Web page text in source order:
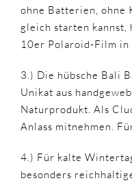
ohne Batterien, ohne
gleich starten kannst,
10er Polaroid-Film in
3.) Die hübsche Bali
Unikat aus
Naturprodukt. Als
Anlass mitnehmen.
4.) Für kalte
besonders